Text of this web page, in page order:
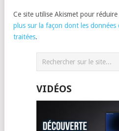
Ce site utilise Akismet pour réduire
plus sur la façon dont les données
traitées.
VIDÉOS